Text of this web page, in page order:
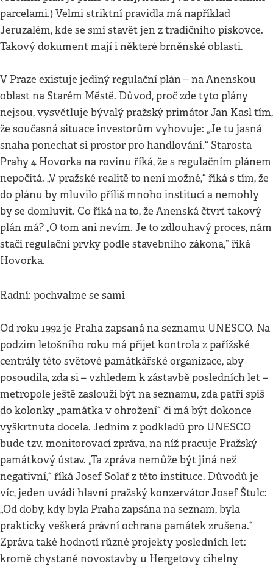
parcelami.) Velmi striktní pravidla má například
Jeruzalém, kde se smí stavět jen z tradičního pískovce.
Takový dokument mají i některé brněnské oblasti.
V Praze existuje jediný regulační plán – na Anenskou
oblast na Starém Městě. Důvod, proč zde tyto plány
nejsou, vysvětluje bývalý pražský primátor Jan Kasl tím,
že současná situace investorům vyhovuje: „Je tu jasná
snaha ponechat si prostor pro handlování.“ Starosta
Prahy 4 Hovorka na rovinu říká, že s regulačním plánem
nepočítá. „V pražské realitě to není možné,“ říká s tím, že
do plánu by mluvilo příliš mnoho institucí a nemohly
by se domluvit. Co říká na to, že Anenská čtvrť takový
plán má? „O tom ani nevím. Je to zdlouhavý proces, nám
stačí regulační prvky podle stavebního zákona,“ říká
Hovorka.
Radní: pochvalme se sami
Od roku 1992 je Praha zapsaná na seznamu UNESCO. Na
podzim letošního roku má přijet kontrola z pařížské
centrály této světové památkářské organizace, aby
posoudila, zda si – vzhledem k zástavbě posledních let –
metropole ještě zaslouží být na seznamu, zda patří spíš
do kolonky „památka v ohrožení“ či má být dokonce
vyškrtnuta docela. Jedním z podkladů pro UNESCO
bude tzv. monitorovací zpráva, na níž pracuje Pražský
památkový ústav. „Ta zpráva nemůže být jiná než
negativní,“ říká Josef Solař z této instituce. Důvodů je
víc, jeden uvádí hlavní pražský konzervátor Josef Štulc:
„Od doby, kdy byla Praha zapsána na seznam, byla
prakticky veškerá právní ochrana památek zrušena.“
Zpráva také hodnotí různé projekty posledních let:
kromě chystané novostavby u Hergetovy cihelny